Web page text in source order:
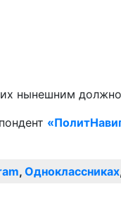
нынешним
, Одноклассниках